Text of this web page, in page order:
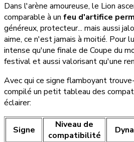
Dans l'arène amoureuse, le Lion
comparable à un feu d'artifice
généreux, protecteur... mais aussi
aime, ce n'est jamais à moitié. Pour
intense qu'une finale de Coupe du
festival et aussi valorisant qu'une
Avec qui ce signe flamboyant
compilé un petit tableau des
éclairer:
Signe
Niveau de
compatibilité